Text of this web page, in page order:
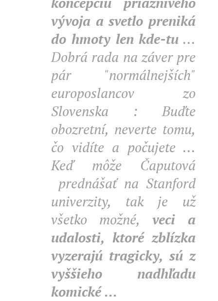
vývoja a svetlo preniká
do hmoty len kde-tu ...
Dobrá rada na záver pre
pár "normálnejších"
europoslancov zo
Slovenska : Buďte
obozretní, neverte tomu,
čo vidíte a počujete ...
Keď môže Čaputová
prednášať na Stanford
univerzity, tak je už
všetko možné, veci a
udalosti, ktoré zblízka
vyzerajú tragicky, sú z
vyššieho nadhľadu
komické ...